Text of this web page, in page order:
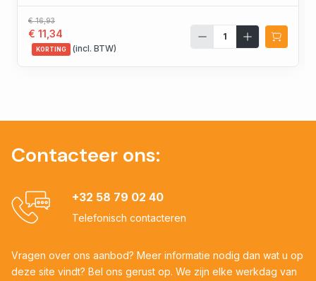
€ 16,93
€ 11,34
KORTING (incl. BTW)
Contacteer ons:
+32 58 79 02 40
Telefonisch contacteren
Vragen over ons aanbod? Meer informatie nodig dan wat u op
deze site vindt? Bel ons gerust op. We zijn elke werkdag van